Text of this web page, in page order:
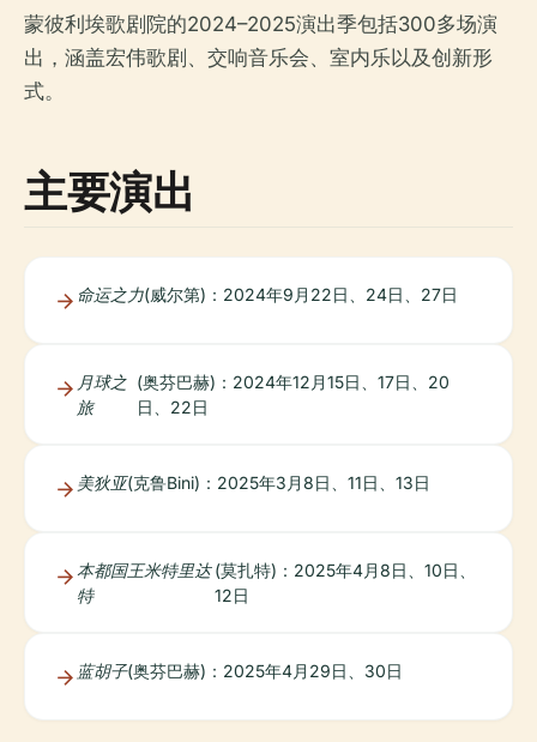
蒙彼利埃歌剧院的2024–2025演出季包括300多场演
出，涵盖宏伟歌剧、交响音乐会、室内乐以及创新形
式。
主要演出
命运之力(威尔第)：2024年9月22日、24日、27日
月球之
旅
(奥芬巴赫)：2024年12月15日、17日、20
日、22日
美狄亚(克鲁Bini)：2025年3月8日、11日、13日
本都国王米特里达
特
(莫扎特)：2025年4月8日、10日、
12日
蓝胡子(奥芬巴赫)：2025年4月29日、30日